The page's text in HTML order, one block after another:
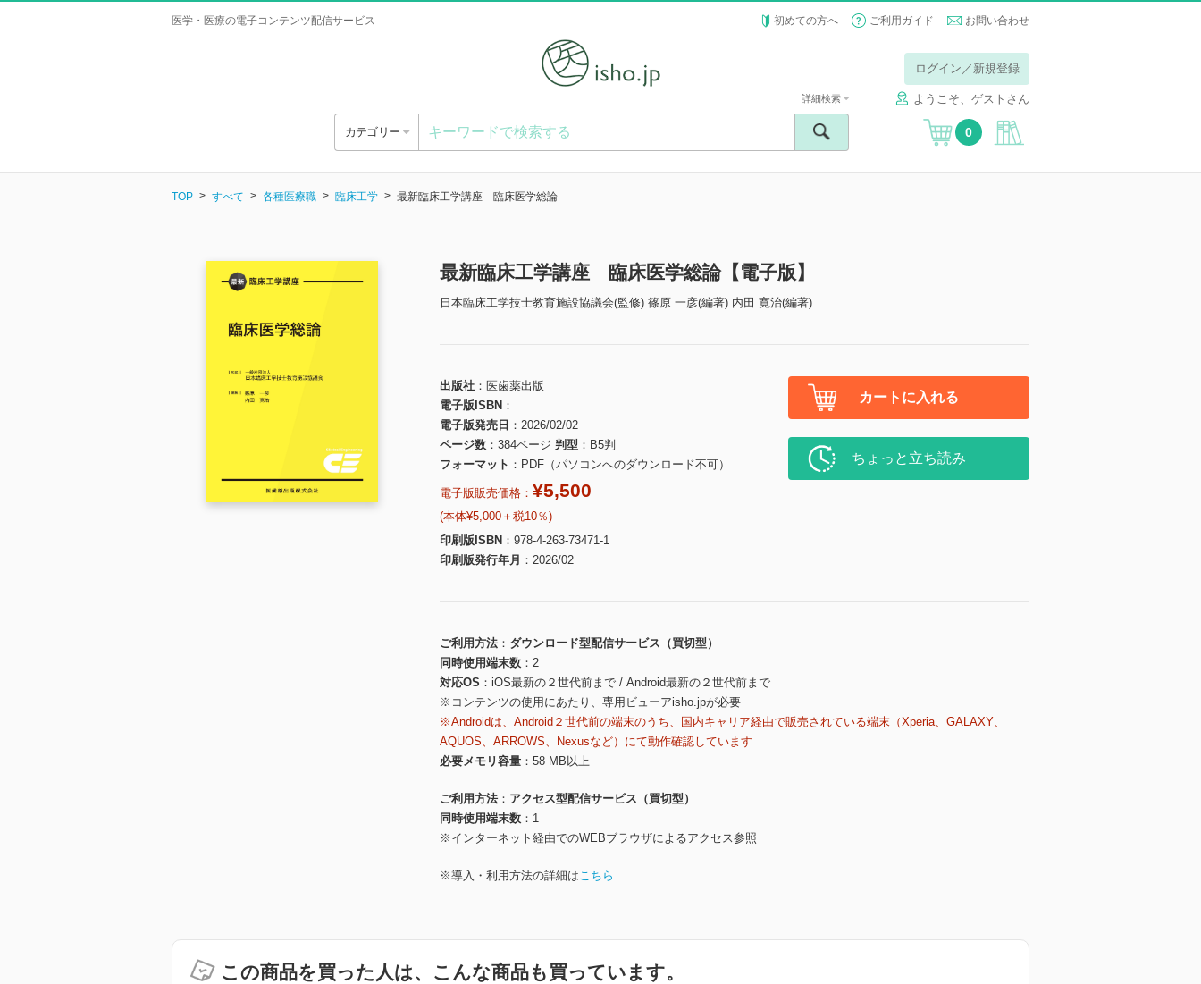
医学・医療の電子コンテンツ配信サービス 初めての方へ ご利用ガイド お問い合わせ
ログイン／新規登録
ようこそ、ゲストさん
カテゴリー
詳細検索
0
TOP すべて 各種医療職 臨床工学 最新臨床工学講座 臨床医学総論
最新臨床工学講座 臨床医学総論【電子版】
日本臨床工学技士教育施設協議会(監修) 篠原 一彦(編著) 内田 寛治(編著)
出版社
医歯薬出版
電子版ISBN
電子版発売日
2026/02/02
ページ数
384ページ 判型
B5判
フォーマット
PDF（パソコンへのダウンロード不可）
電子版販売価格： ¥5,500
(本体¥5,000＋税10％)
印刷版ISBN
978-4-263-73471-1
印刷版発行年月
2026/02
カートに入れる
ちょっと立ち読み
ご利用方法
ダウンロード型配信サービス（買切型）
同時使用端末数
2
対応OS
iOS最新の２世代前まで / Android最新の２世代前まで
※コンテンツの使用にあたり、専用ビューアisho.jpが必要
※Androidは、Android２世代前の端末のうち、国内キャリア経由で販売されている端末（Xperia、GALAXY、
AQUOS、ARROWS、Nexusなど）にて動作確認しています
必要メモリ容量
58 MB以上
ご利用方法
アクセス型配信サービス（買切型）
同時使用端末数
1
※インターネット経由でのWEBブラウザによるアクセス参照
※導入・利用方法の詳細はこちら
この商品を買った人は、こんな商品も買っています。